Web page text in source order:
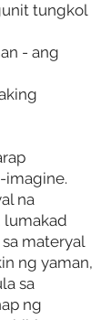
tungkol
- ang
imagine.
na
lumakad
materyal
ng yaman,
sa
ng